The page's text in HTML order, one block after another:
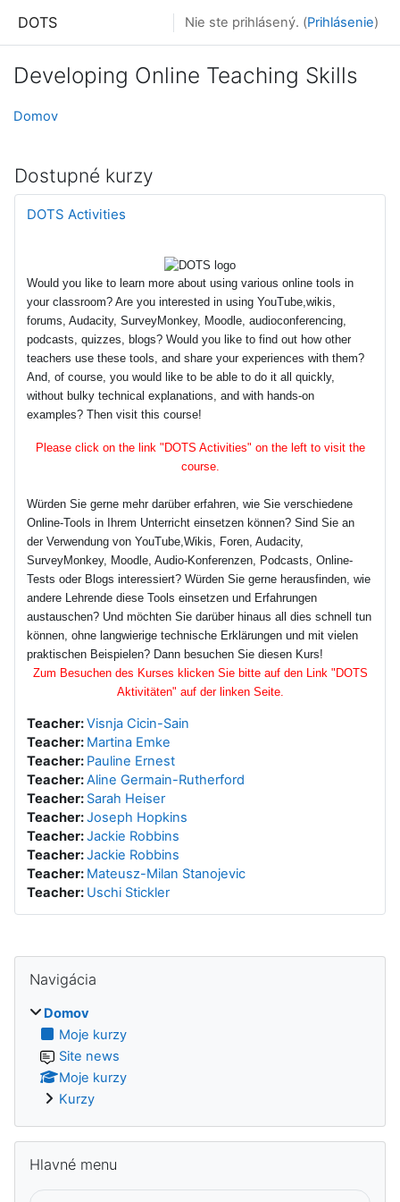
DOTS Nie ste prihlásený. (Prihlásenie)
Developing Online Teaching Skills
Domov
Dostupné kurzy
DOTS Activities
Would you like to learn more about using various online tools in
your classroom? Are you interested in using YouTube,wikis,
forums, Audacity, SurveyMonkey, Moodle, audioconferencing,
podcasts, quizzes, blogs? Would you like to find out how other
teachers use these tools, and share your experiences with them?
And, of course, you would like to be able to do it all quickly,
without bulky technical explanations, and with hands-on
examples? Then visit this course!
Please click on the link "DOTS Activities" on the left to visit the
course.
Würden Sie gerne mehr darüber erfahren, wie Sie verschiedene
Online-Tools in Ihrem Unterricht einsetzen können? Sind Sie an
der Verwendung von YouTube,Wikis, Foren, Audacity,
SurveyMonkey, Moodle, Audio-Konferenzen, Podcasts, Online-
Tests oder Blogs interessiert? Würden Sie gerne herausfinden, wie
andere Lehrende diese Tools einsetzen und Erfahrungen
austauschen? Und möchten Sie darüber hinaus all dies schnell tun
können, ohne langwierige technische Erklärungen und mit vielen
praktischen Beispielen? Dann besuchen Sie diesen Kurs!
Zum Besuchen des Kurses klicken Sie bitte auf den Link "DOTS
Aktivitäten" auf der linken Seite.
Teacher:Visnja Cicin-Sain
Teacher: Martina Emke
Teacher: Pauline Ernest
Teacher:Aline Germain-Rutherford
Teacher: Sarah Heiser
Teacher:Joseph Hopkins
Teacher:Jackie Robbins
Teacher:Jackie Robbins
Teacher: Mateusz-Milan Stanojevic
Teacher: Uschi Stickler
Navigácia
Domov
Moje kurzy
Site news
Moje kurzy
Kurzy
Hlavné menu